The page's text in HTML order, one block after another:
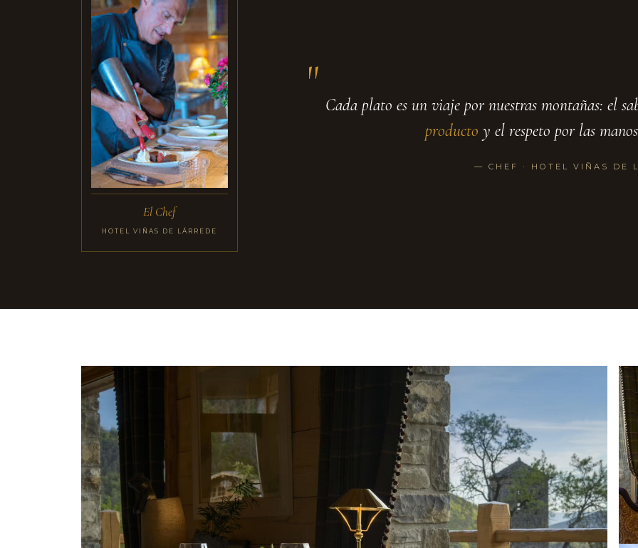
El Chef
HOTEL VIÑAS DE LÁRREDE
" Cada plato es un viaje por nuestras montañas: el
producto y el respeto por las
— CHEF · HOTEL VIÑAS DE